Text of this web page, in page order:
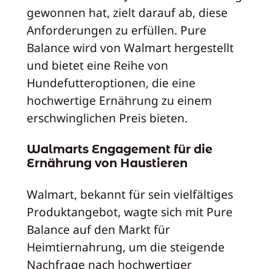
gewonnen hat, zielt darauf ab, diese
Anforderungen zu erfüllen. Pure
Balance wird von Walmart hergestellt
und bietet eine Reihe von
Hundefutteroptionen, die eine
hochwertige Ernährung zu einem
erschwinglichen Preis bieten.
Walmarts Engagement für die
Ernährung von Haustieren
Walmart, bekannt für sein vielfältiges
Produktangebot, wagte sich mit Pure
Balance auf den Markt für
Heimtiernahrung, um die steigende
Nachfrage nach hochwertiger